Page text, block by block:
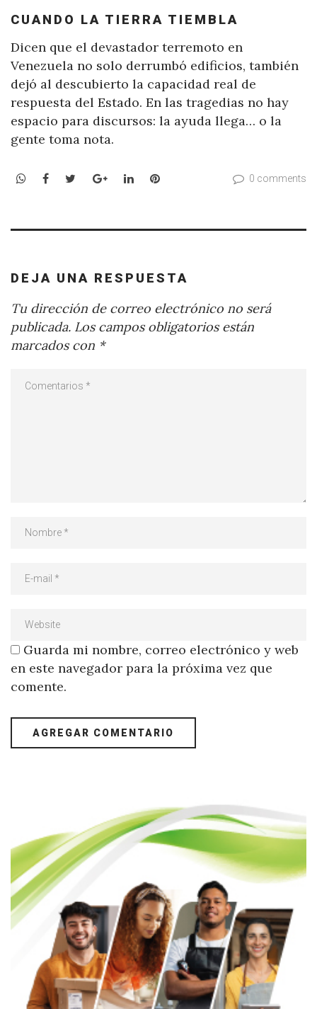
CUANDO LA TIERRA TIEMBLA
Dicen que el devastador terremoto en
Venezuela no solo derrumbó edificios, también
dejó al descubierto la capacidad real de
respuesta del Estado. En las tragedias no hay
espacio para discursos: la ayuda llega… o la
gente toma nota.
WhatsApp
Facebook
TwitterGoogle+LinkedInPinterest 0 comments
DEJA UNA RESPUESTA
Tu dirección de correo electrónico no será
publicada. Los campos obligatorios están
marcados con *
Guarda mi nombre, correo electrónico y web
en este navegador para la próxima vez que
comente.